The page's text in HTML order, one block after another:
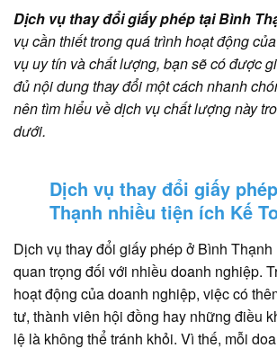
Dịch vụ thay đổi giấy phép tại Bình
vụ cần thiết trong quá trình hoạt động
vụ uy tín và chất lượng, bạn sẽ có được
đủ nội dung thay đổi một cách nhanh
nên tìm hiểu về dịch vụ chất lượng này
dưới.
Dịch vụ thay đổi giấy
Thạnh nhiều tiện ích Kế
Dịch vụ thay đổi giấy phép ở Bình Thạnh
quan trọng đối với nhiều doanh nghiệp.
hoạt động của doanh nghiệp, việc có
tư, thành viên hội đồng hay những điều
lệ là không thể tránh khỏi. Vì thế, mỗi